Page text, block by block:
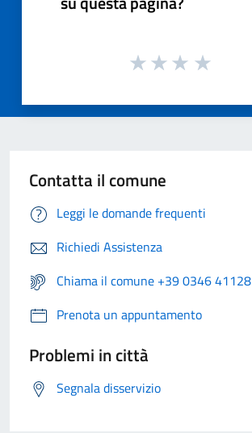
Contatta il comune
Leggi le domande frequenti
Richiedi Assistenza
Chiama il comune +39 0346 41128
Prenota un appuntamento
Problemi in città
Segnala disservizio